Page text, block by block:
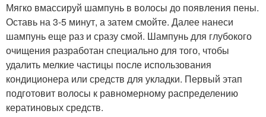
Мягко вмассируй шампунь в волосы до появления пены.
Оставь на 3-5 минут, а затем смойте. Далее нанеси
шампунь еще раз и сразу смой. Шампунь для глубокого
очищения разработан специально для того, чтобы
удалить мелкие частицы после использования
кондиционера или средств для укладки. Первый этап
подготовит волосы к равномерному распределению
кератиновых средств.